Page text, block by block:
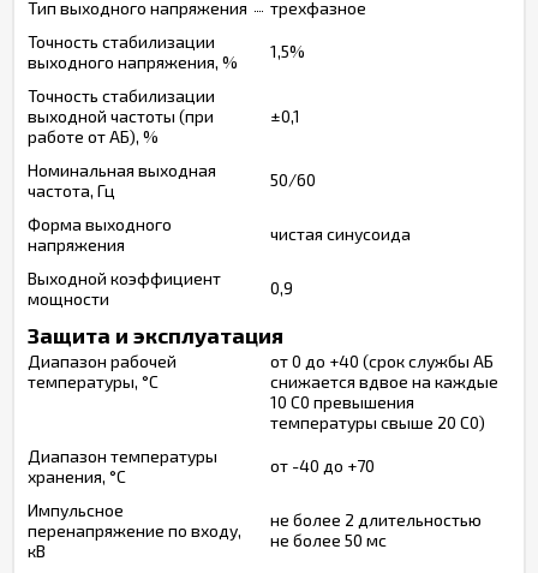
Тип выходного напряжения
трехфазное
Точность стабилизации
выходного напряжения, %
1,5%
Точность стабилизации
выходной частоты (при
работе от АБ), %
±0,1
Номинальная выходная
частота, Гц
50/60
Форма выходного
напряжения
чистая синусоида
Выходной коэффициент
мощности
0,9
Защита и эксплуатация
Диапазон рабочей
температуры, °С
от 0 до +40 (срок службы АБ
снижается вдвое на каждые
10 С0 превышения
температуры свыше 20 С0)
Диапазон температуры
хранения, °С
от -40 до +70
Импульсное
перенапряжение по входу,
кВ
не более 2 длительностью
не более 50 мс